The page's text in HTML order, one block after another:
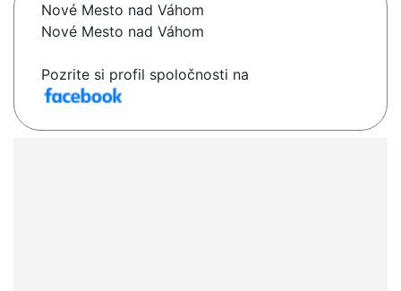
Nové Mesto nad Váhom
Nové Mesto nad Váhom
Pozrite si profil spoločnosti na